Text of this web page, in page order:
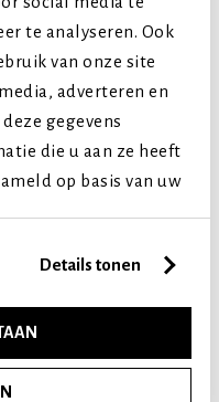
te analyseren. Ook
van onze site
adverteren en
gegevens
die u aan ze heeft
op basis van uw
Details tonen